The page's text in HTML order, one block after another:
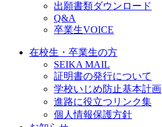
出願書類ダウンロード
Q&A
卒業生VOICE
在校生・卒業生の方
SEIKA MAIL
証明書の発行について
学校いじめ防止基本計画
進路に役立つリンク集
個人情報保護方針